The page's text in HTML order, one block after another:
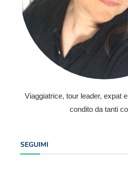
Viaggiatrice, tour leader, expat
condito da tanti
SEGUIMI